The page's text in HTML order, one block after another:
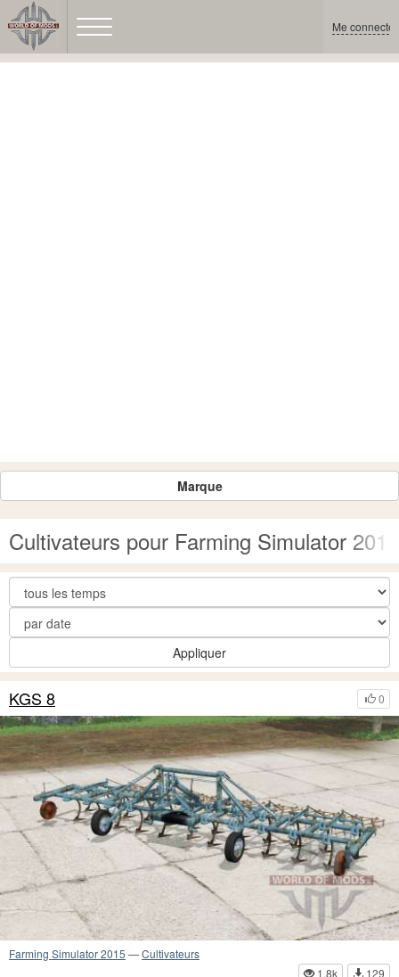
Me connecter
Marque
Cultivateurs pour Farming Simulator 2015
Appliquer
0
KGS 8
Farming Simulator 2015 —Cultivateurs
1.8k
129